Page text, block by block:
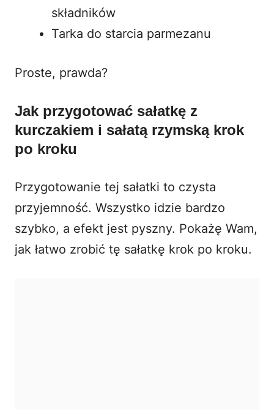
składników
Tarka do starcia parmezanu
Proste, prawda?
Jak przygotować sałatkę z
kurczakiem i sałatą rzymską krok
po kroku
Przygotowanie tej sałatki to czysta
przyjemność. Wszystko idzie bardzo
szybko, a efekt jest pyszny. Pokażę Wam,
jak łatwo zrobić tę sałatkę krok po kroku.